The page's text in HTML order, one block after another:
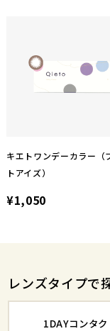
キエトワンデーカラー（
トアイズ）
¥1,050
レンズタイプで
1DAYコンタク